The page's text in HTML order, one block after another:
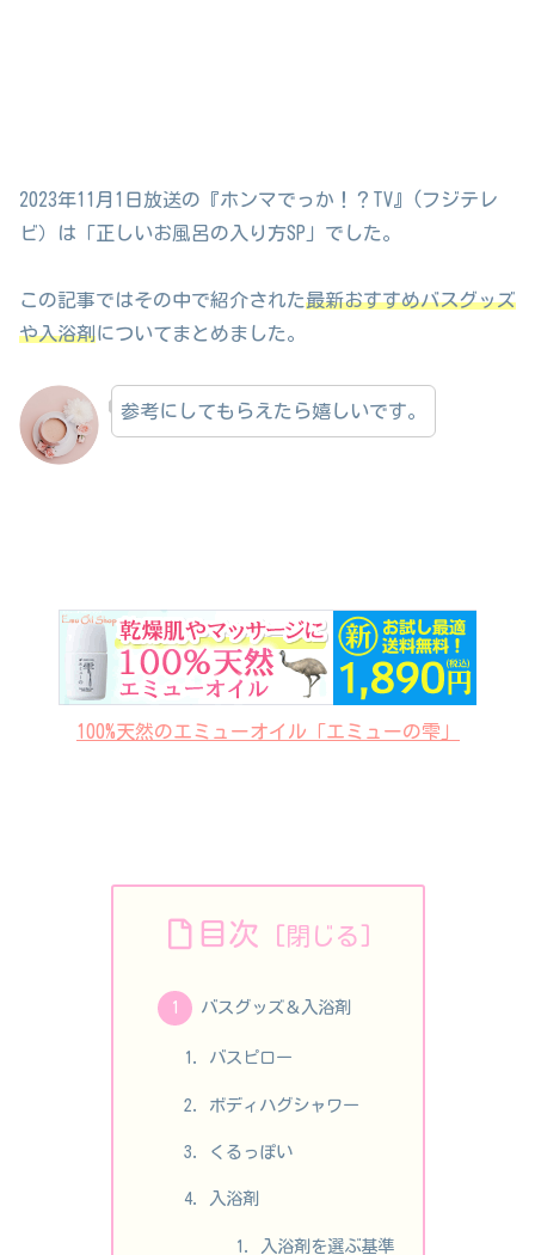
2023年11月1日放送の『ホンマでっか！？TV』(フジテレ
ビ）は「正しいお風呂の入り方SP」でした。
この記事ではその中で紹介された最新おすすめバスグッズ
や入浴剤についてまとめました。
参考にしてもらえたら嬉しいです。
100%天然のエミューオイル「エミューの雫」
目次
バスグッズ＆入浴剤
バスピロー
ボディハグシャワー
くるっぽい
入浴剤
入浴剤を選ぶ基準